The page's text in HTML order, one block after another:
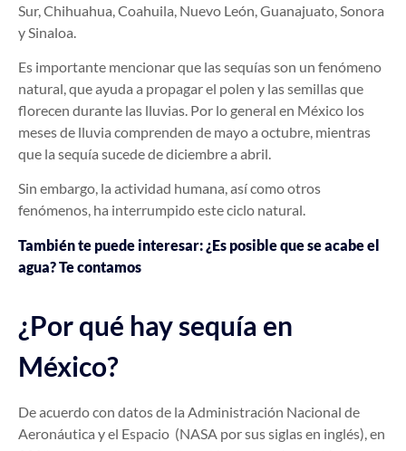
Sur, Chihuahua, Coahuila, Nuevo León, Guanajuato, Sonora
y Sinaloa.
Es importante mencionar que las sequías son un fenómeno
natural, que ayuda a propagar el polen y las semillas que
florecen durante las lluvias. Por lo general en México los
meses de lluvia comprenden de mayo a octubre, mientras
que la sequía sucede de diciembre a abril.
Sin embargo, la actividad humana, así como otros
fenómenos, ha interrumpido este ciclo natural.
También te puede interesar: ¿Es posible que se acabe el
agua? Te contamos
¿Por qué hay sequía en
México?
De acuerdo con datos de la Administración Nacional de
Aeronáutica y el Espacio (NASA por sus siglas en inglés), en